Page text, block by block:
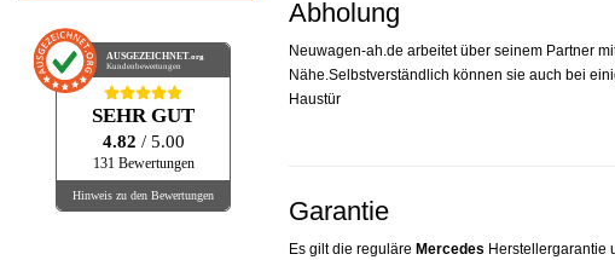
Abholung
Neuwagen-ah.de arbeitet über seinem Partner
Nähe.Selbstverständlich können sie auch bei
Haustür
Garantie
Es gilt die reguläre Mercedes Herstellergarantie
AUSGEZEICHNET .org
Kundenbewertungen
SEHR GUT
4.82 / 5.00
131 Bewertungen
Hinweis zu den Bewertungen